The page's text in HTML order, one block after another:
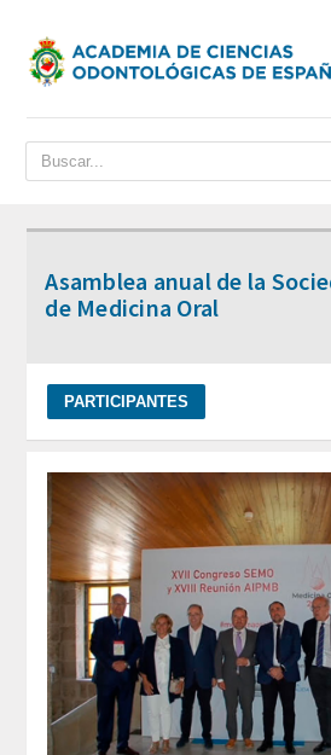
ACADEMIA
BIENVENIDA DEL PRESIDENTE
DATOS HISTÓRICOS
Presidentes
JUNTA DE GOBIERNO
ESTATUTOS
REGLAMENTO
ACADEMICOS
SECCIONES
Asamblea anual de la
de Medicina Oral